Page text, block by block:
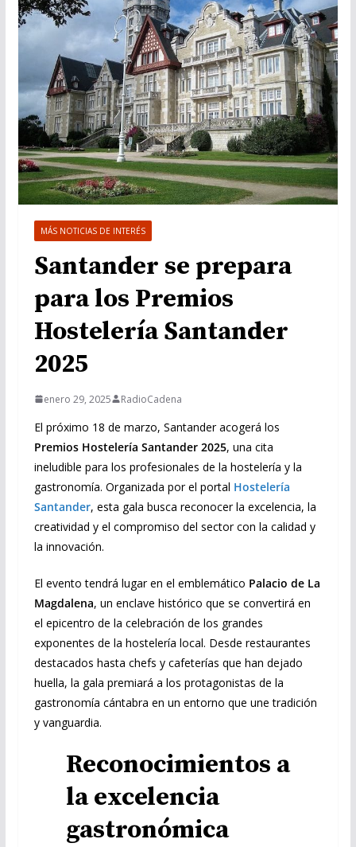
MÁS NOTICIAS DE INTERÉS
Santander se prepara
para los Premios
Hostelería Santander
2025
enero 29, 2025 RadioCadena
El próximo 18 de marzo, Santander acogerá los
Premios Hostelería Santander 2025, una cita
ineludible para los profesionales de la hostelería y la
gastronomía. Organizada por el portal Hostelería
Santander, esta gala busca reconocer la excelencia, la
creatividad y el compromiso del sector con la calidad y
la innovación.
El evento tendrá lugar en el emblemático Palacio de La
Magdalena, un enclave histórico que se convertirá en
el epicentro de la celebración de los grandes
exponentes de la hostelería local. Desde restaurantes
destacados hasta chefs y cafeterías que han dejado
huella, la gala premiará a los protagonistas de la
gastronomía cántabra en un entorno que une tradición
y vanguardia.
Reconocimientos a
la excelencia
gastronómica